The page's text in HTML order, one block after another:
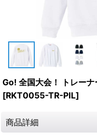
Go! 全国大会！ トレー
[RKT0055-TR-PIL]
商品詳細